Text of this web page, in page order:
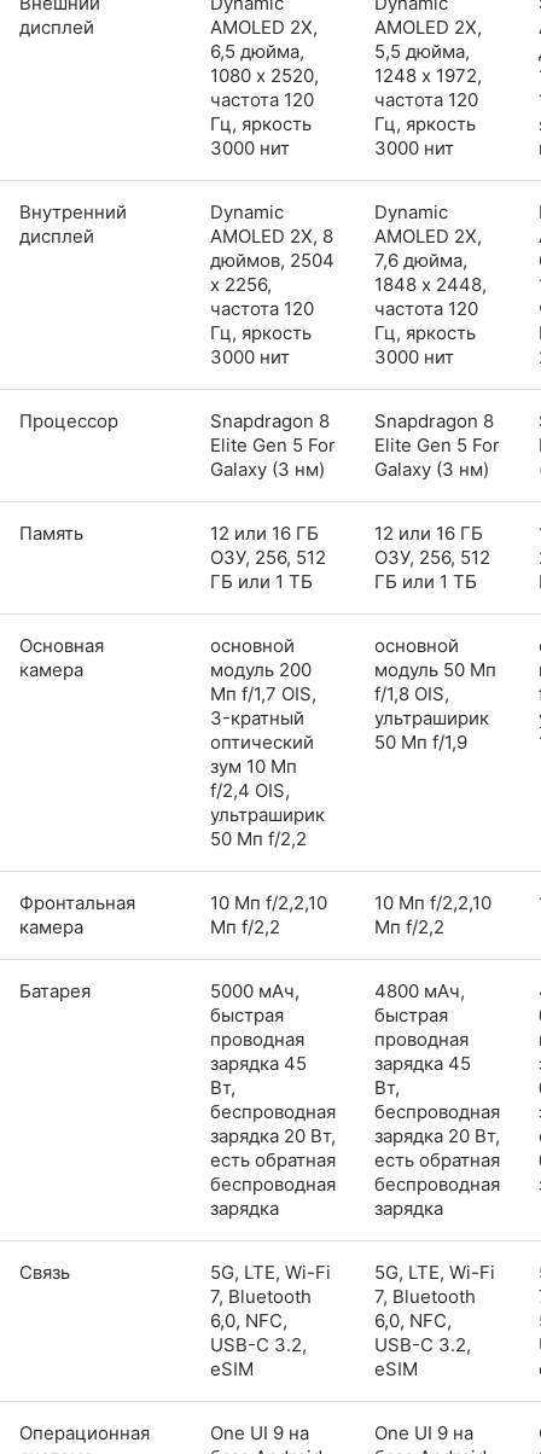
дисплей
AMOLED 2X,
6,5 дюйма,
1080 x 2520,
частота 120
Гц, яркость
3000 нит
AMOLED 2X,
5,5 дюйма,
1248 x 1972,
частота 120
Гц, яркость
3000 нит
Внутренний
дисплей
Dynamic
AMOLED 2X, 8
дюймов, 2504
x 2256,
частота 120
Гц, яркость
3000 нит
Dynamic
AMOLED 2X,
7,6 дюйма,
1848 x 2448,
частота 120
Гц, яркость
3000 нит
Процессор
Snapdragon 8
Elite Gen 5 For
Galaxy (3 нм)
Snapdragon 8
Elite Gen 5 For
Galaxy (3 нм)
Память
12 или 16 ГБ
ОЗУ, 256, 512
ГБ или 1 ТБ
12 или 16 ГБ
ОЗУ, 256, 512
ГБ или 1 ТБ
Основная
камера
основной
модуль 200
Мп f/1,7 OIS,
3-кратный
оптический
зум 10 Мп
f/2,4 OIS,
ультраширик
50 Мп f/2,2
основной
модуль 50 Мп
f/1,8 OIS,
ультраширик
50 Мп f/1,9
Фронтальная
камера
10 Мп f/2,2,10
Мп f/2,2
10 Мп f/2,2,10
Мп f/2,2
Батарея
5000 мАч,
быстрая
проводная
зарядка 45
Вт,
беспроводная
зарядка 20 Вт,
есть обратная
беспроводная
зарядка
4800 мАч,
быстрая
проводная
зарядка 45
Вт,
беспроводная
зарядка 20 Вт,
есть обратная
беспроводная
зарядка
Связь
5G, LTE, Wi-Fi
7, Bluetooth
6,0, NFC,
USB-C 3.2,
eSIM
5G, LTE, Wi-Fi
7, Bluetooth
6,0, NFC,
USB-C 3.2,
eSIM
Операционная
One UI 9 на
One UI 9 на